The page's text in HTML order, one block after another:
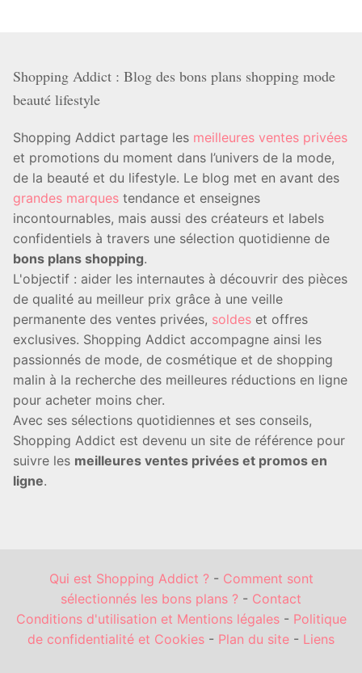
Shopping Addict : Blog des bons plans shopping mode
beauté lifestyle
Shopping Addict partage les meilleures ventes privées
et promotions du moment dans l’univers de la mode,
de la beauté et du lifestyle. Le blog met en avant des
grandes marques tendance et enseignes
incontournables, mais aussi des créateurs et labels
confidentiels à travers une sélection quotidienne de
bons plans shopping.
L'objectif : aider les internautes à découvrir des pièces
de qualité au meilleur prix grâce à une veille
permanente des ventes privées, soldes et offres
exclusives. Shopping Addict accompagne ainsi les
passionnés de mode, de cosmétique et de shopping
malin à la recherche des meilleures réductions en ligne
pour acheter moins cher.
Avec ses sélections quotidiennes et ses conseils,
Shopping Addict est devenu un site de référence pour
suivre les meilleures ventes privées et promos en
ligne.
Qui est Shopping Addict ?- Comment sont
sélectionnés les bons plans ? - Contact
Conditions d'utilisation et Mentions légales- Politique
de confidentialité et Cookies - Plan du site - Liens